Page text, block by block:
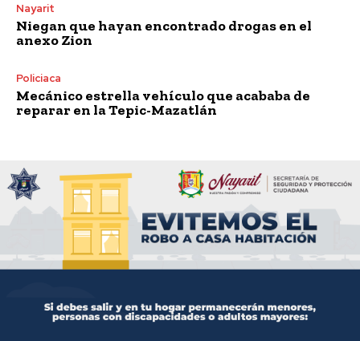
Nayarit
Niegan que hayan encontrado drogas en el
anexo Zion
Policiaca
Mecánico estrella vehículo que acababa de
reparar en la Tepic-Mazatlán